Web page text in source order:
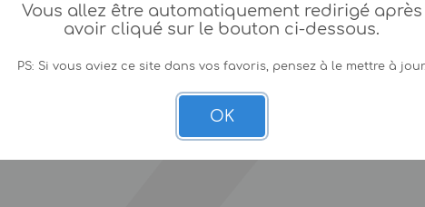
Vous allez être automatiquement redirigé après
avoir cliqué sur le bouton ci-dessous.
PS: Si vous aviez ce site dans vos favoris, pensez à le mettre à
OK